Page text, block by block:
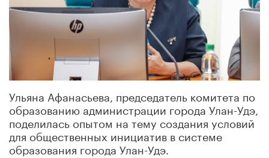
Ульяна Афанасьева, председатель комитета по
образованию администрации города Улан-Удэ,
поделилась опытом на тему создания условий
для общественных инициатив в системе
образования города Улан-Удэ.